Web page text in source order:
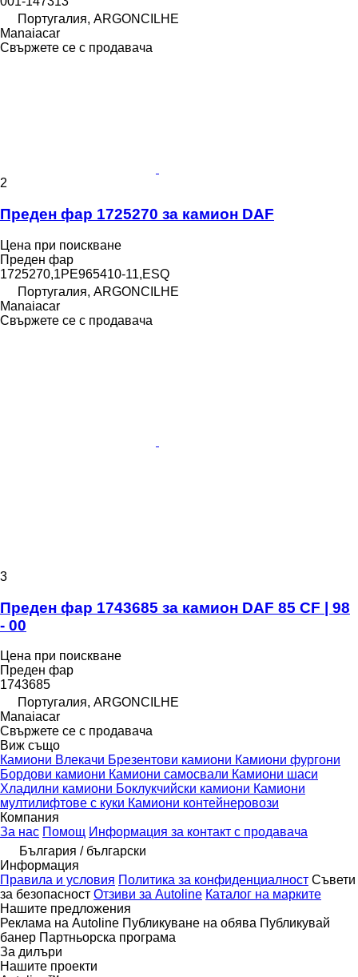
Португалия, ARGONCILHE
Manaiacar
Свържете се с продавача
2
Преден фар 1725270 за камион DAF
Цена при поискване
Преден фар
1725270,1PE965410-11,ESQ
Португалия, ARGONCILHE
Manaiacar
Свържете се с продавача
3
Преден фар 1743685 за камион DAF 85 CF | 98
- 00
Цена при поискване
Преден фар
1743685
Португалия, ARGONCILHE
Manaiacar
Свържете се с продавача
Виж също
Камиони Влекачи Брезентови камиони Камиони фургони
Бордови камиони Камиони самосвали Камиони шаси
Хладилни камиони Боклукчийски камиони Камиони
мултилифтове с куки Камиони контейнеровози
Компания
За нас Помощ Информация за контакт с продавача
България / български
Информация
Правила и условия Политика за конфиденциалност Съвети
за безопасност Отзиви за Autoline Каталог на марките
Нашите предложения
Реклама на Autoline Публикуване на обява Публикувай
банер Партньорска програма
За дилъри
Нашите проекти